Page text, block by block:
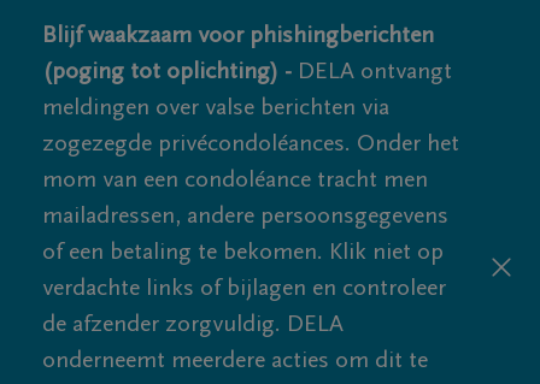
Blijf waakzaam voor phishingberichten
(poging tot oplichting) - DELA ontvangt
meldingen over valse berichten via
zogezegde privécondoléances. Onder het
mom van een condoléance tracht men
mailadressen, andere persoonsgegevens
of een betaling te bekomen. Klik niet op
verdachte links of bijlagen en controleer
de afzender zorgvuldig. DELA
onderneemt meerdere acties om dit te